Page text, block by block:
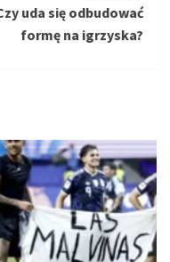
uda się odbudować
formę na igrzyska?